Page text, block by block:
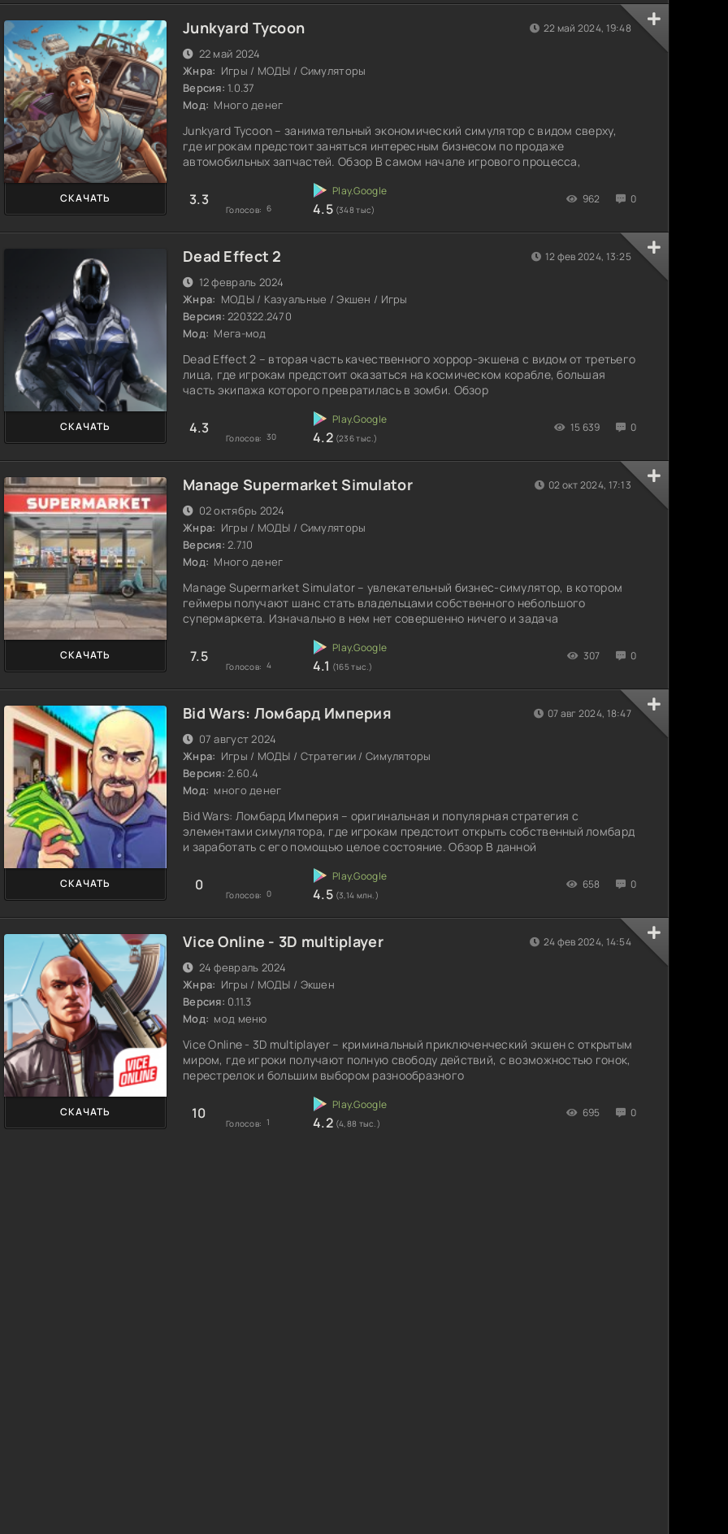
Junkyard Tycoon
22 май 2024
Жнра: Игры / МОДЫ / Симуляторы
Версия: 1.0.37
Мод: Много денег
Junkyard Tycoon – занимательный экономический симулятор с видом сверху,
где игрокам предстоит заняться интересным бизнесом по продаже
автомобильных запчастей. Обзор В самом начале игрового процесса,
СКАЧАТЬ 3.3
Голосов: 6 4.5 (348 тыс)
962 0
22 май 2024, 19:48
Dead Effect 2
12 февраль 2024
Жнра: МОДЫ / Казуальные / Экшен / Игры
Версия: 220322.2470
Мод: Мега-мод
Dead Effect 2 – вторая часть качественного хоррор-экшена с видом от третьего
лица, где игрокам предстоит оказаться на космическом корабле, большая
часть экипажа которого превратилась в зомби. Обзор
СКАЧАТЬ 4.3
Голосов: 30 4.2 (236 тыс.)
15 639 0
12 фев 2024, 13:25
Manage Supermarket Simulator
02 октябрь 2024
Жнра: Игры / МОДЫ / Симуляторы
Версия: 2.7.10
Мод: Много денег
Manage Supermarket Simulator – увлекательный бизнес-симулятор, в котором
геймеры получают шанс стать владельцами собственного небольшого
супермаркета. Изначально в нем нет совершенно ничего и задача
СКАЧАТЬ 7.5
Голосов: 4 4.1 (165 тыс.)
307 0
02 окт 2024, 17:13
Bid Wars: Ломбард Империя
07 август 2024
Жнра: Игры / МОДЫ / Стратегии / Симуляторы
Версия: 2.60.4
Мод: много денег
Bid Wars: Ломбард Империя – оригинальная и популярная стратегия с
элементами симулятора, где игрокам предстоит открыть собственный ломбард
и заработать с его помощью целое состояние. Обзор В данной
СКАЧАТЬ 0
Голосов: 0 4.5 (3,14 млн.)
658 0
07 авг 2024, 18:47
Vice Online - 3D multiplayer
24 февраль 2024
Жнра: Игры / МОДЫ / Экшен
Версия: 0.11.3
Мод: мод меню
Vice Online - 3D multiplayer – криминальный приключенческий экшен с открытым
миром, где игроки получают полную свободу действий, с возможностью гонок,
перестрелок и большим выбором разнообразного
СКАЧАТЬ 10
Голосов: 1 4.2 (4,88 тыс.)
695 0
24 фев 2024, 14:54